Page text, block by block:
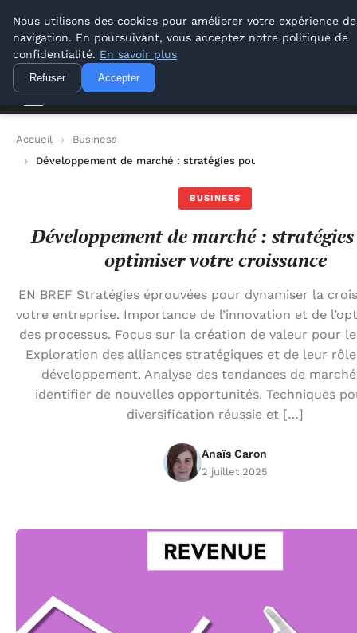
Lyon Photos
Lyon Photos
Accueil
Business
Développement de marché : stratégies pour optimiser votre
BUSINESS
Développement de marché :
optimiser votre croissance
EN BREF Stratégies éprouvées pour dynamiser la
votre entreprise. Importance de l’innovation et de
des processus. Focus sur la création de valeur pour
Exploration des alliances stratégiques et de leur
développement. Analyse des tendances de
identifier de nouvelles opportunités. Techniques
diversification réussie et […]
Anaïs Caron
2 juillet 2025
Nous utilisons des cookies pour améliorer votre expérience de
navigation. En poursuivant, vous acceptez notre politique de
confidentialité. En savoir plus
Refuser Accepter